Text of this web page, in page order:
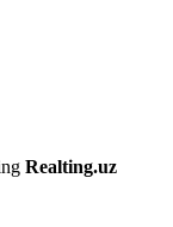
Realting.uz